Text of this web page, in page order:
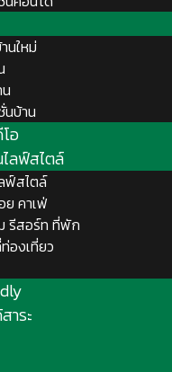
นใหม่
นบ้าน
อ
ลฟ์สไตล์
ฟ์สไตล์
ย คาเฟ่
รีสอร์ท ที่พัก
องเที่ยว
าระ